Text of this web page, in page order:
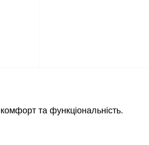
та функціональність.